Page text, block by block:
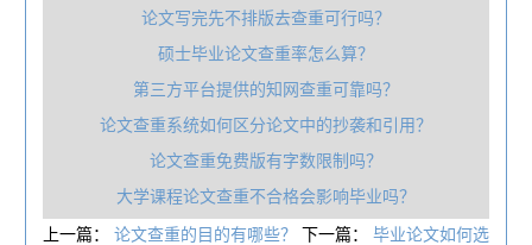
论文写完先不排版去查重可行吗？
硕士毕业论文查重率怎么算？
第三方平台提供的知网查重可靠吗？
论文查重系统如何区分论文中的抄袭和引用？
论文查重免费版有字数限制吗？
大学课程论文查重不合格会影响毕业吗？
上一篇： 论文查重的目的有哪些？ 下一篇： 毕业论文如何选